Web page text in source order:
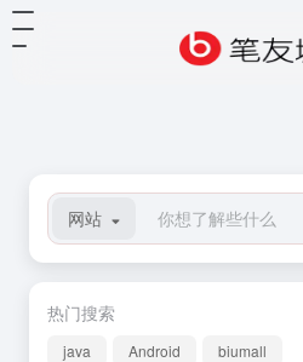
网站
热门搜索
java Android biumall